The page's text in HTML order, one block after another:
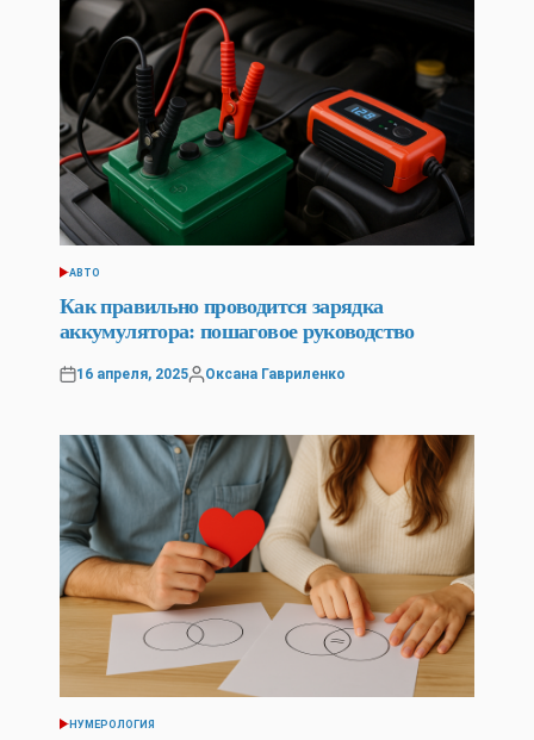
POSTED
IN
АВТО
Как правильно проводится зарядка
аккумулятора: пошаговое руководство
Posted
16 апреля, 2025
Posted
Оксана Гавриленко
POSTED
НУМЕРОЛОГИЯ